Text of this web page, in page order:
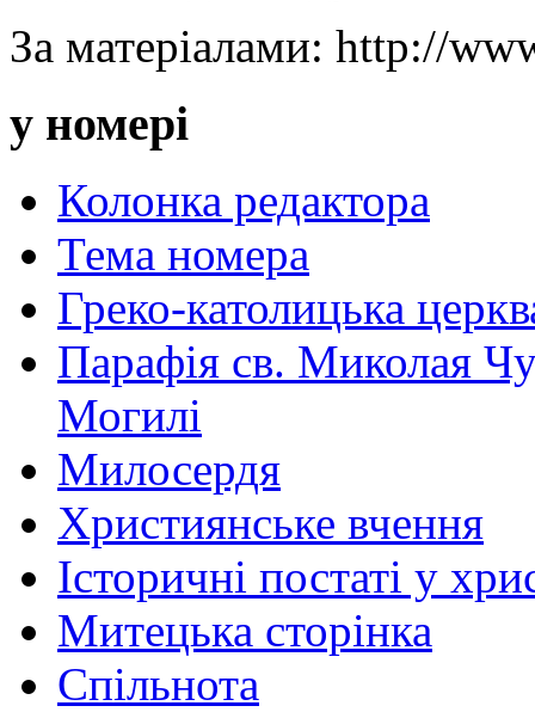
За матеріалами: http://
у номері
Колонка редактора
Тема номера
Греко-католицька
Парафія св. Миколая
Могилі
Милосердя
Християнське вчення
Історичні постаті у
Митецька сторінка
Спільнота